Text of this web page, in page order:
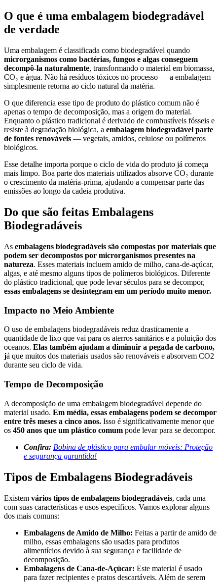
O que é uma embalagem biodegradável
de verdade
Uma embalagem é classificada como biodegradável quando
microrganismos como bactérias, fungos e algas conseguem
decompô-la naturalmente, transformando o material em biomassa,
CO₂ e água. Não há resíduos tóxicos no processo — a embalagem
simplesmente retorna ao ciclo natural da matéria.
O que diferencia esse tipo de produto do plástico comum não é
apenas o tempo de decomposição, mas a origem do material.
Enquanto o plástico tradicional é derivado de combustíveis fósseis e
resiste à degradação biológica, a embalagem biodegradável parte
de fontes renováveis — vegetais, amidos, celulose ou polímeros
biológicos.
Esse detalhe importa porque o ciclo de vida do produto já começa
mais limpo. Boa parte dos materiais utilizados absorve CO₂ durante
o crescimento da matéria-prima, ajudando a compensar parte das
emissões ao longo da cadeia produtiva.
Do que são feitas Embalagens
Biodegradáveis
As embalagens biodegradáveis são compostas por materiais que
podem ser decompostos por microrganismos presentes na
natureza. Esses materiais incluem amido de milho, cana-de-açúcar,
algas, e até mesmo alguns tipos de polímeros biológicos. Diferente
do plástico tradicional, que pode levar séculos para se decompor,
essas embalagens se desintegram em um período muito menor.
Impacto no Meio Ambiente
O uso de embalagens biodegradáveis reduz drasticamente a
quantidade de lixo que vai para os aterros sanitários e a poluição dos
oceanos. Elas também ajudam a diminuir a pegada de carbono,
já que muitos dos materiais usados são renováveis e absorvem CO2
durante seu ciclo de vida.
Tempo de Decomposição
A decomposição de uma embalagem biodegradável depende do
material usado. Em média, essas embalagens podem se decompor
entre três meses a cinco anos. Isso é significativamente menor que
os 450 anos que um plástico comum pode levar para se decompor.
Confira: Bobina de plástico para embalar móveis: Proteção
e segurança garantida!
Tipos de Embalagens Biodegradáveis
Existem vários tipos de embalagens biodegradáveis, cada uma
com suas características e usos específicos. Vamos explorar alguns
dos mais comuns:
Embalagens de Amido de Milho: Feitas a partir de amido de
milho, essas embalagens são usadas para produtos
alimentícios devido à sua segurança e facilidade de
decomposição.
Embalagens de Cana-de-Açúcar: Este material é usado
para fazer recipientes e pratos descartáveis. Além de serem